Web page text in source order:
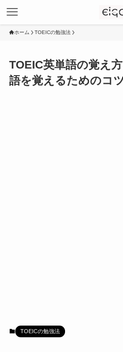
ホーム TOEICの勉強法
TOEIC英単語の覚え
語を覚えるためのコ
TOEICの勉強法